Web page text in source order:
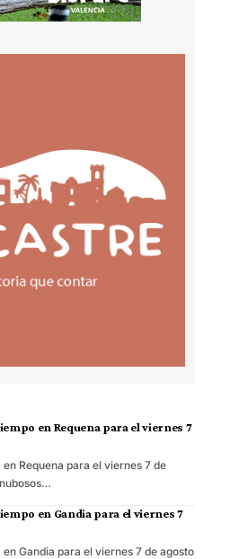
en Requena para el viernes 7
Requena para el viernes 7 de
en Gandia para el viernes 7
Gandia para el viernes 7 de agosto